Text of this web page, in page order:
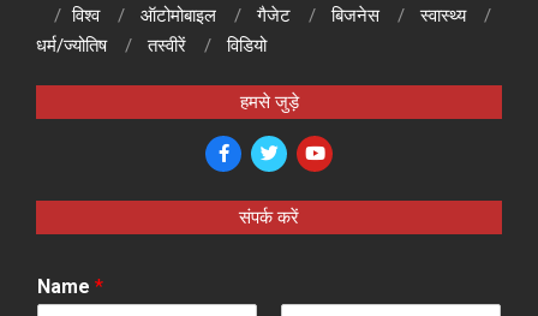
विश्व
ऑटोमोबाइल गैजेट बिजनेस
स्वास्थ्य
धर्म/ज्योतिष
तस्वीरें विडियो
हमसे जुड़े
संपर्क करें
Name *